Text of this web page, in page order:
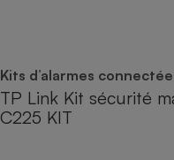
Kits d’alarmes
TP Link Kit sécurité
C225 KIT